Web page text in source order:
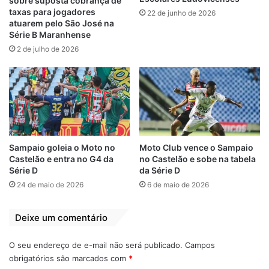
“Agora seguimos na torcida e no apoio a
esses atletas na próxima fase da
competição. Queremos levar o esporte
luminense cada vez mais longe.”, enfatizou
o secretário de Cultura, Esporte e Lazer,
Marcelo Arouche.
Relacionado
JELS movimenta o
município nos
quatro cantos
16 de maio de 2024
Prefeita de Paço do
Lumiar inaugura
Centro de
Atendimento ao
Mais uma rodada
de grandes
taxas para jogadores
atuarem pelo São José na
Série B Maranhense
2 de julho de 2026
22 de junho de 2026
Sampaio goleia o Moto no
Castelão e entra no G4 da
Série D
24 de maio de 2026
Moto Club vence o Sampaio
no Castelão e sobe na tabela
da Série D
6 de maio de 2026
Deixe um comentário
O seu endereço de e-mail não será publicado. Campos
obrigatórios são marcados com *